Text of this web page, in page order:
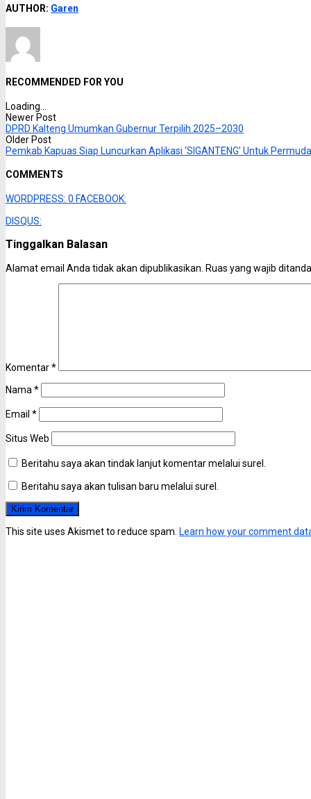
AUTHOR: Garen
RECOMMENDED FOR YOU
Loading...
Newer Post
DPRD Kalteng Umumkan Gubernur Terpilih 2025–2030
Older Post
Pemkab Kapuas Siap Luncurkan Aplikasi ‘SIGANTENG’ Untuk
COMMENTS
WORDPRESS: 0 FACEBOOK:
DISQUS:
Tinggalkan Balasan
Alamat email Anda tidak akan dipublikasikan. Ruas yang wajib
Komentar*
Nama *
Email *
Situs Web
Beritahu saya akan tindak lanjut komentar melalui surel.
Beritahu saya akan tulisan baru melalui surel.
This site uses Akismet to reduce spam. Learn how your comment